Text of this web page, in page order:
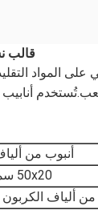
قالب نسج خفيف
المواد
أنبوب من
50x20 سماكة 2 مم
ألياف